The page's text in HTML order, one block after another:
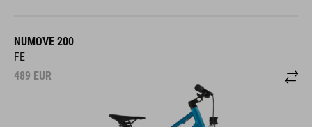
NUMOVE 200
FE
489 EUR